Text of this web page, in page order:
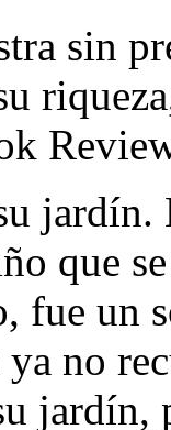
sin
que
fue un
no